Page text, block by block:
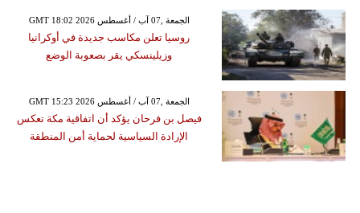
GMT 18:02 2026 الجمعة ,07 آب / أغسطس
روسيا تعلن مكاسب جديدة في أوكرانيا
وزيلينسكي يقر بصعوبة الوضع
GMT 15:23 2026 الجمعة ,07 آب / أغسطس
فيصل بن فرحان يؤكد أن اتفاقية مكة تعكس
الإرادة السياسية لحماية أمن المنطقة